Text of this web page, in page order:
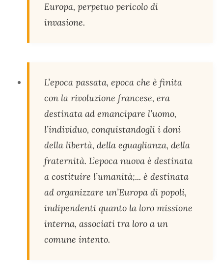
Europa, perpetuo pericolo di
invasione.
L’epoca passata, epoca che è finita
con la rivoluzione francese, era
destinata ad emancipare l’uomo,
l’individuo, conquistandogli i doni
della libertà, della eguaglianza, della
fraternità. L’epoca nuova è destinata
a costituire l’umanità;... è destinata
ad organizzare un’Europa di popoli,
indipendenti quanto la loro missione
interna, associati tra loro a un
comune intento.